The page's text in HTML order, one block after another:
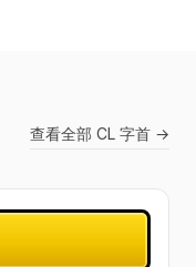
查看全部 CL 字首 →